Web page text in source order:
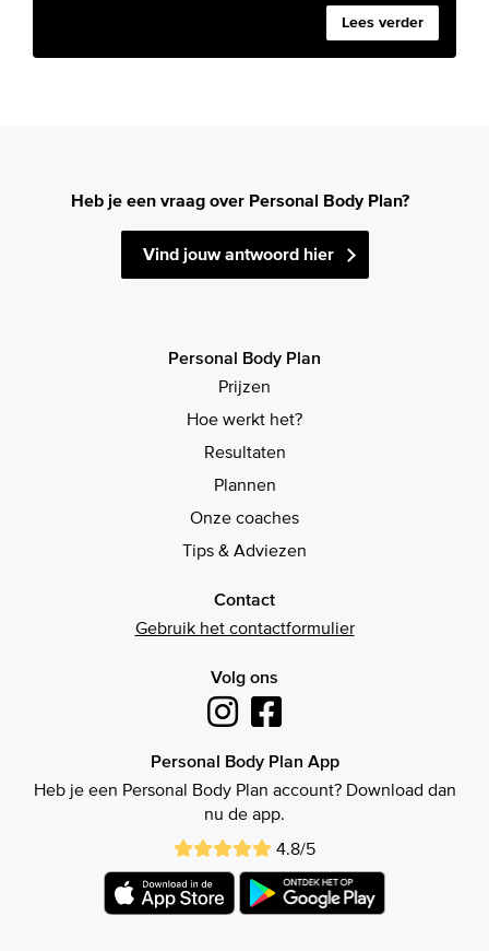
Lees verder
Heb je een vraag over Personal Body Plan?
Vind jouw antwoord hier
Personal Body Plan
Prijzen
Hoe werkt het?
Resultaten
Plannen
Onze coaches
Tips & Adviezen
Contact
Gebruik het contactformulier
Volg ons
Personal Body Plan App
Heb je een Personal Body Plan account? Download dan
nu de app.
4.8/5